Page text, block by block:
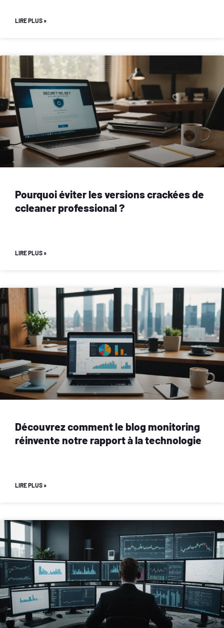
LIRE PLUS »
Pourquoi éviter les versions crackées de
ccleaner professional ?
LIRE PLUS »
Découvrez comment le blog monitoring
réinvente notre rapport à la technologie
LIRE PLUS »